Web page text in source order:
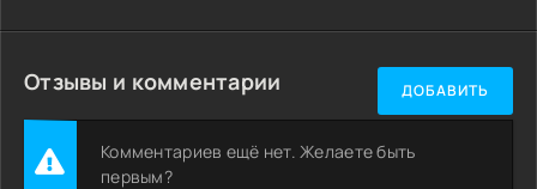
Отзывы и комментарии ДОБАВИТЬ
Комментариев ещё нет. Желаете быть
первым?